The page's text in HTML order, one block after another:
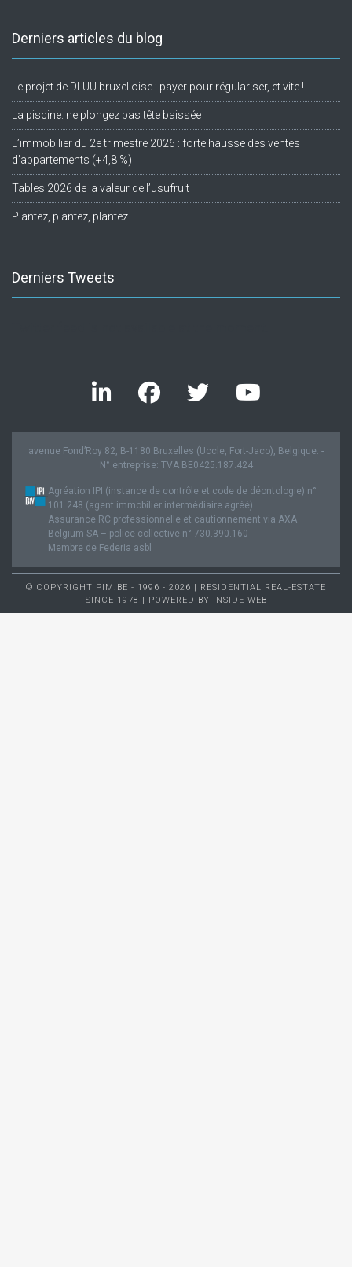
Derniers articles du blog
Le projet de DLUU bruxelloise : payer pour régulariser, et vite !
La piscine: ne plongez pas tête baissée
L’immobilier du 2e trimestre 2026 : forte hausse des ventes
d’appartements (+4,8 %)
Tables 2026 de la valeur de l’usufruit
Plantez, plantez, plantez…
Derniers Tweets
avenue Fond’Roy 82, B-1180 Bruxelles (Uccle, Fort-Jaco), Belgique. -
N° entreprise: TVA BE0425.187.424
Agréation IPI (instance de contrôle et code de déontologie) n°
101.248 (agent immobilier intermédiaire agréé).
Assurance RC professionnelle et cautionnement via AXA
Belgium SA – police collective n° 730.390.160
Membre de Federia asbl
© COPYRIGHT PIM.BE - 1996 - 2026 | RESIDENTIAL REAL-ESTATE
SINCE 1978 | POWERED BY INSIDE WEB